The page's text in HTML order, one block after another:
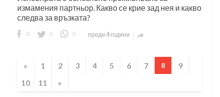
измамения партньор. Какво се крие зад нея и какво
следва за връзката?
0 0 0 преди 4 години 
« 1 2 3 4 5 6 7 8
9
10
11 »